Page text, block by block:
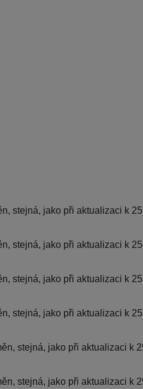
stejná, jako při aktualizaci k
stejná, jako při aktualizaci k
stejná, jako při aktualizaci k
stejná, jako při aktualizaci k
stejná, jako při aktualizaci k
stejná, jako při aktualizaci k